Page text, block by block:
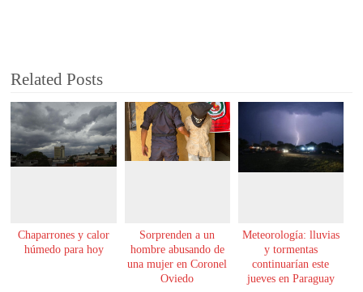
Related Posts
Chaparrones y calor
húmedo para hoy
Sorprenden a un
hombre abusando de
una mujer en Coronel
Oviedo
Meteorología: lluvias
y tormentas
continuarían este
jueves en Paraguay